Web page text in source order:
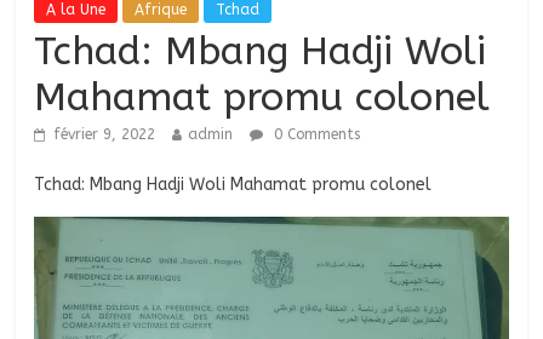
A la Une Afrique Tchad
Tchad: Mbang Hadji Woli
Mahamat promu colonel
février 9, 2022 admin 0 Comments
Tchad: Mbang Hadji Woli Mahamat promu colonel